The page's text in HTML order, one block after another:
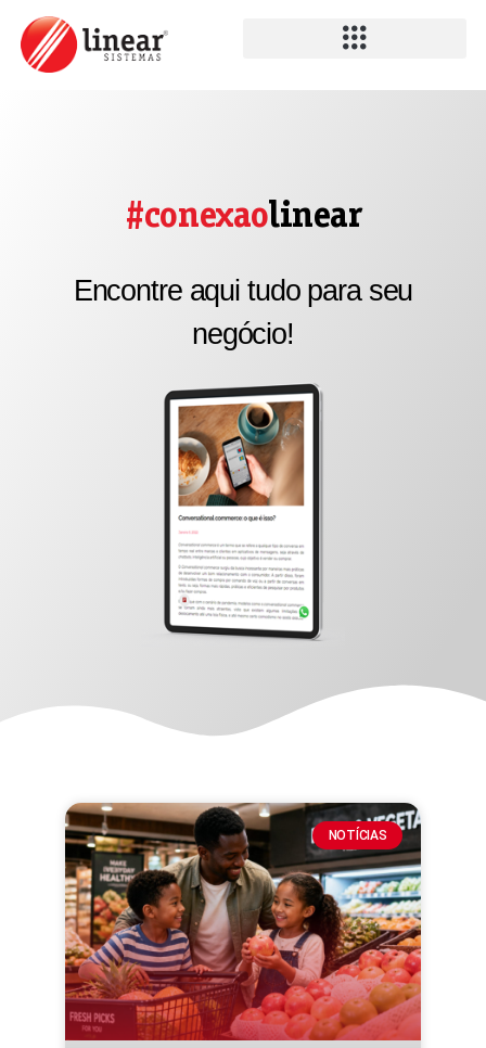
#conexaolinear
Encontre aqui tudo para seu
negócio!
NOTÍCIAS